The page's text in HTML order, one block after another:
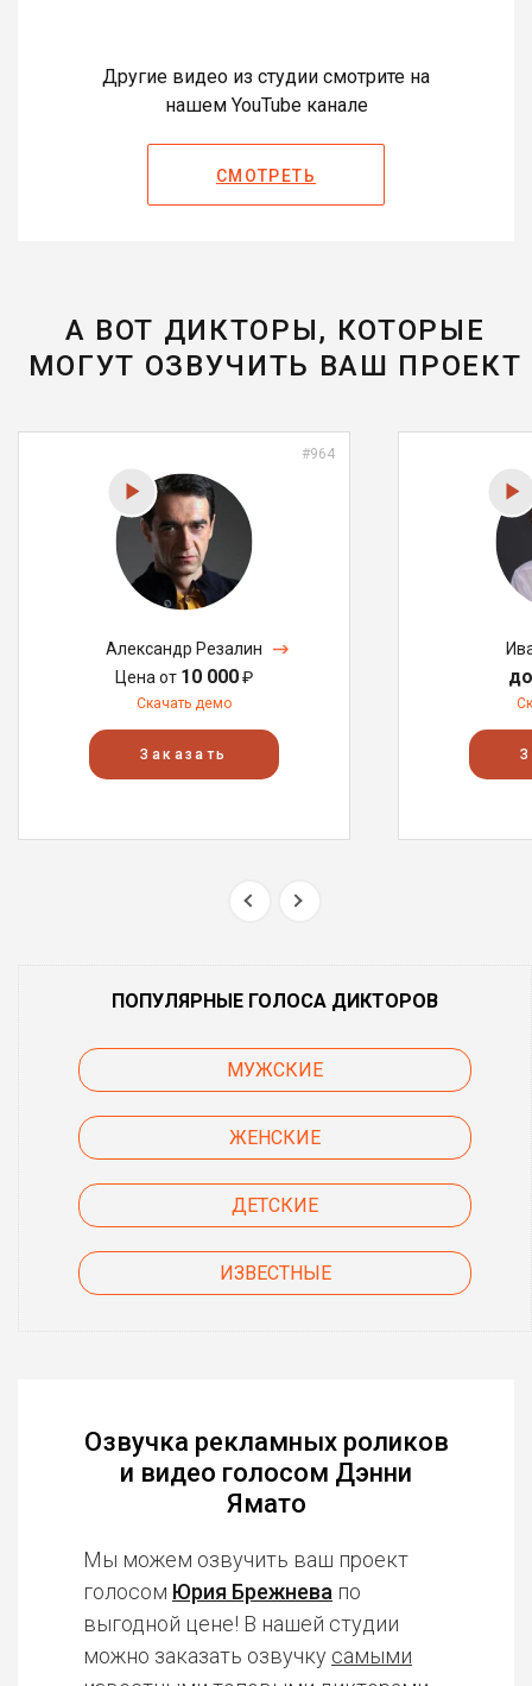
Другие видео из студии смотрите на
нашем YouTube канале
СМОТРЕТЬ
А ВОТ ДИКТОРЫ, КОТОРЫЕ
МОГУТ ОЗВУЧИТЬ ВАШ ПРОЕКТ
#964
Александр Резалин
Цена от 10 000₽
Скачать демо
Заказать
ПОПУЛЯРНЫЕ ГОЛОСА ДИКТОРОВ
МУЖСКИЕ
ЖЕНСКИЕ
ДЕТСКИЕ
ИЗВЕСТНЫЕ
Озвучка рекламных роликов
и видео голосом Дэнни
Ямато
Мы можем озвучить ваш проект
голосом Юрия Брежнева по
выгодной цене! В нашей студии
можно заказать озвучку самыми